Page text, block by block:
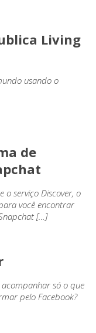
Living
usando o
de
o serviço Discover, o
você encontrar
[…]
só o que
pelo Facebook?